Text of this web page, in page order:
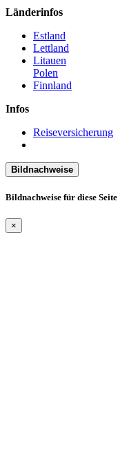
Länderinfos
Estland
Lettland
Litauen
Polen
Finnland
Infos
Reiseversicherung
Bildnachweise
Bildnachweise für diese Seite
×